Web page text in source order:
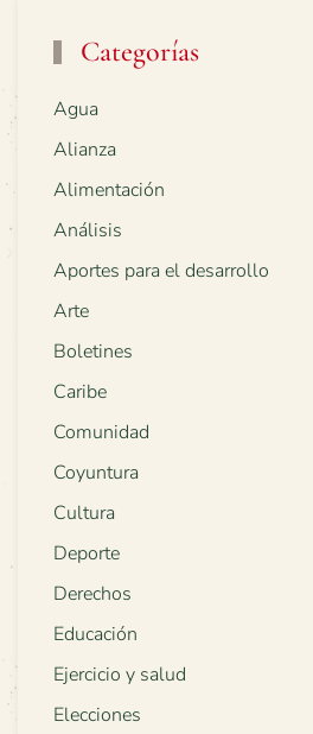
Categorías
Agua
Alianza
Alimentación
Análisis
Aportes para el desarrollo
Arte
Boletines
Caribe
Comunidad
Coyuntura
Cultura
Deporte
Derechos
Educación
Ejercicio y salud
Elecciones